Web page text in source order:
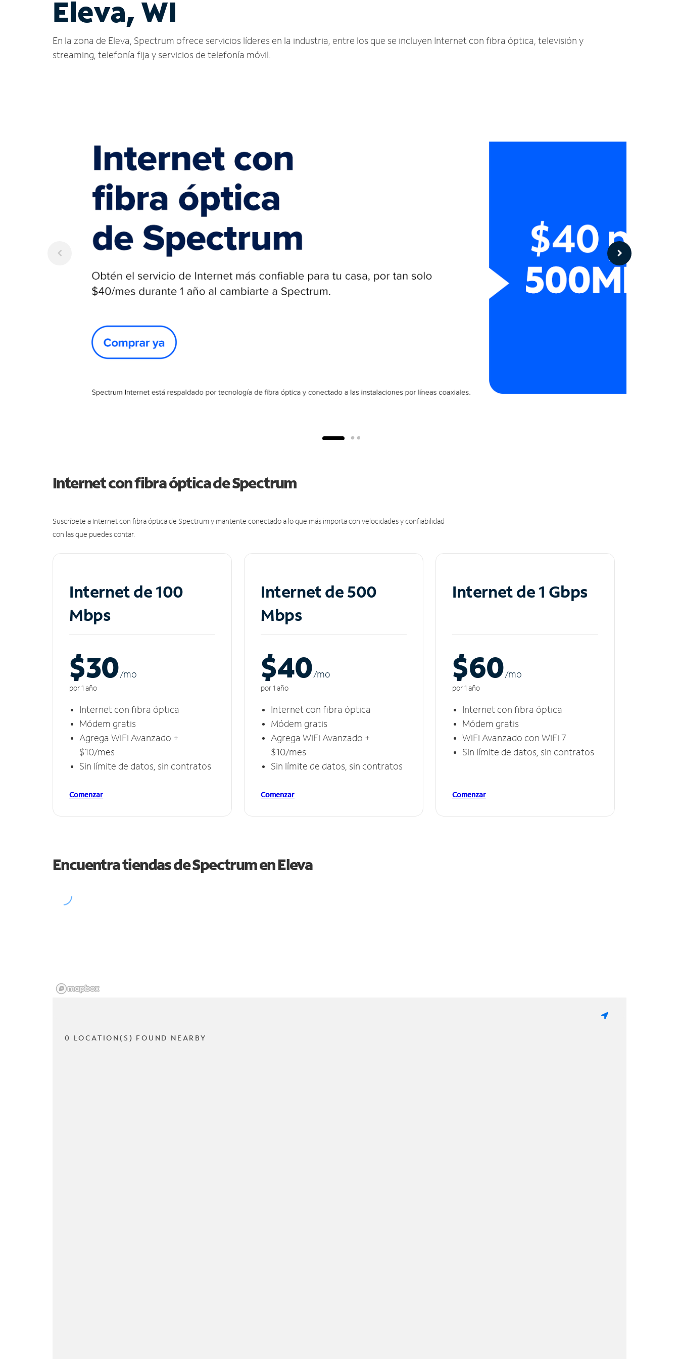
Eleva, WI
En la zona de Eleva, Spectrum ofrece servicios líderes en la industria, entre los que se incluyen Internet con fibra óptica, televisión y
streaming, telefonía fija y servicios de telefonía móvil.
Internet con fibra óptica de Spectrum
Suscríbete a Internet con fibra óptica de Spectrum y mantente conectado a lo que más importa con velocidades y confiabilidad
con las que puedes contar.
Internet de 100
Mbps
$30/mo
por 1 año
Internet con fibra óptica
Módem gratis
Agrega WiFi Avanzado +
$10/mes
Sin límite de datos, sin contratos
Comenzar
Internet de 500
Mbps
$40/mo
por 1 año
Internet con fibra óptica
Módem gratis
Agrega WiFi Avanzado +
$10/mes
Sin límite de datos, sin contratos
Comenzar
Internet de 1 Gbps
$60/mo
por 1 año
Internet con fibra óptica
Módem gratis
WiFi Avanzado con WiFi 7
Sin límite de datos, sin contratos
Comenzar
Encuentra tiendas de Spectrum enEleva
0 LOCATION(S) FOUND NEARBY